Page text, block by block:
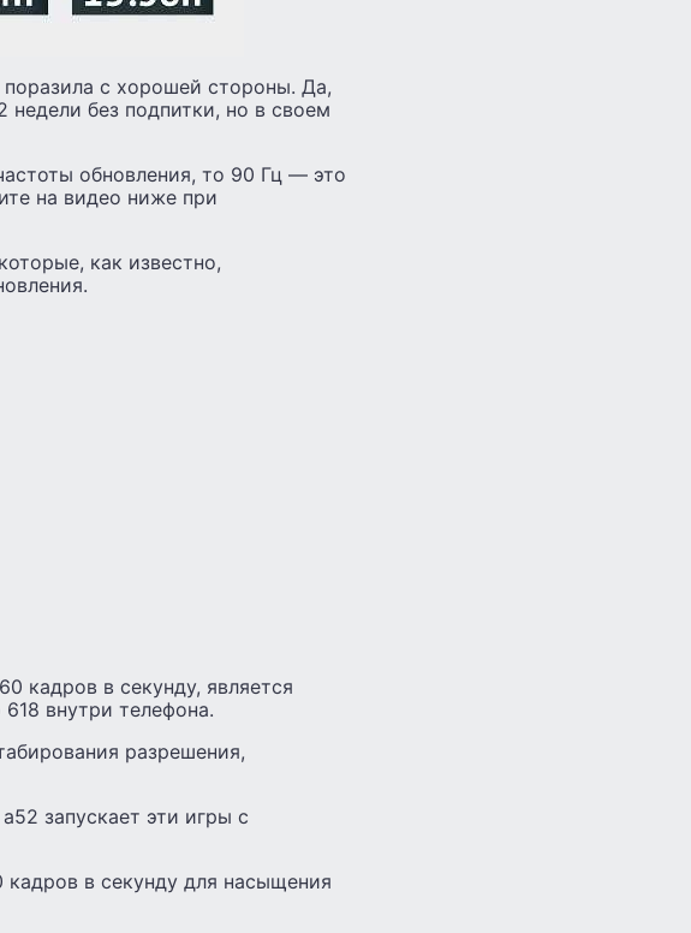
с хорошей стороны. Да,
недели без подпитки, но в своем
обновления, то 90 Гц — это
на видео ниже при
как известно,
кадров в секунду, является
внутри телефона.
разрешения,
запускает эти игры с
кадров в секунду для насыщения